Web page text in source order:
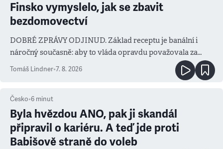
Finsko vymyslelo, jak se zbavit
bezdomovectví
DOBRÉ ZPRÁVY ODJINUD. Základ receptu je banální i
náročný současně: aby to vláda opravdu považovala za
prioritu
Tomáš Lindner•7. 8. 2026
Česko•6 minut
Byla hvězdou ANO, pak ji skandál
připravil o kariéru. A teď jde proti
Babišově straně do voleb